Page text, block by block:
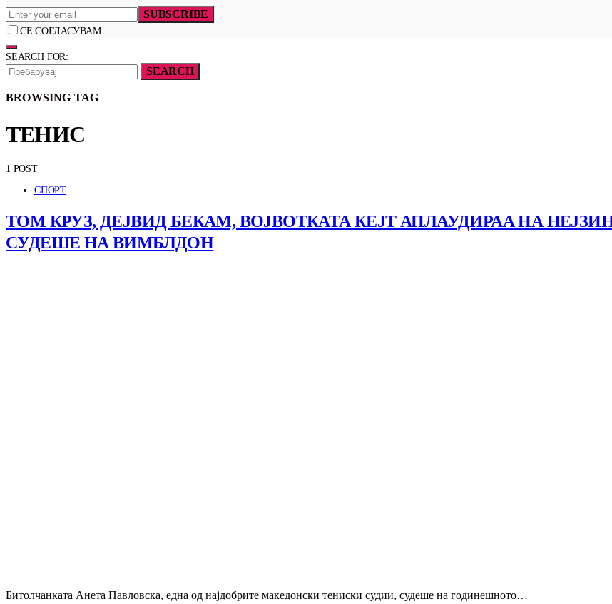
SUBSCRIBE
СЕ СОГЛАСУВАМ
SEARCH FOR:
SEARCH
BROWSING TAG
ТЕНИС
1 POST
СПОРТ
ТОМ КРУЗ, ДЕЈВИД БЕКАМ, ВОЈВОТКАТА КЕЈТ АПЛАУДИРАА НА
СУДЕШЕ НА ВИМБЛДОН
Битолчанката Анета Павловска, една од најдобрите македонски тениски судии, судеше на годинешното…